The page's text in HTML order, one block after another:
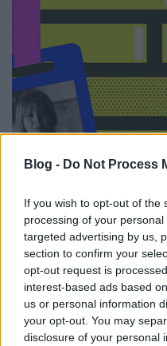
Blog - Do Not Process
If you wish to opt-out of the
processing of your
targeted advertising by us,
section to confirm your
opt-out request is
interest-based ads based
us or personal information
your opt-out. You may
disclosure of your personal
"Nem tudok
közben ott van
Noémi A Nagy
vferi•2021. október 10.